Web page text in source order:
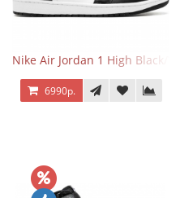
Nike Air Jordan 1 High Black/White
6990р.